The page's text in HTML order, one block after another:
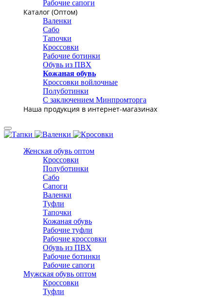
Рабочие сапоги
Каталог (Оптом)
Валенки
Сабо
Тапочки
Кроссовки
Рабочие ботинки
Обувь из ПВХ
Кожаная обувь
Кроссовки войлочные
Полуботинки
С заключением Минпромторга
Наша продукция в интернет-магазинах
Женская обувь оптом
Кроссовки
Полуботинки
Сабо
Сапоги
Валенки
Туфли
Тапочки
Кожаная обувь
Рабочие туфли
Рабочие кроссовки
Обувь из ПВХ
Рабочие ботинки
Рабочие сапоги
Мужская обувь оптом
Кроссовки
Туфли